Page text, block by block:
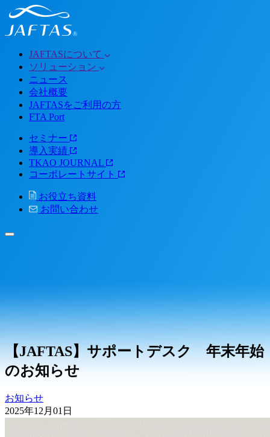
JAFTASについて
ソリューション
ニュース
会社概要
JAFTASをご利用の方
FTA Port
セミナー
導入実績
TKAO JOURNAL
コーポレートサイト
お役立ち資料
お問い合わせ
【JAFTAS】サポートデスク 年末年始
のお知らせ
お知らせ
2025年12月01日